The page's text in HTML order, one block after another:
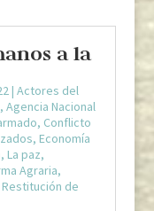
a la
| Actores del
, Agencia Nacional
, Conflicto
, Economía
, La paz,
Agraria,
Restitución de